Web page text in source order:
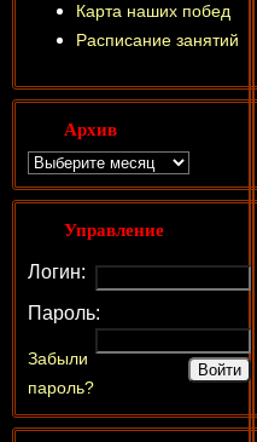
Карта наших побед
Расписание занятий
Архив
Управление
Логин:
Пароль:
Забыли
пароль?